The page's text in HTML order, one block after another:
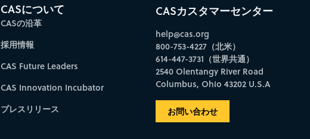
CASについて
CASの沿革
採用情報
CAS Future Leaders
CAS Innovation Incubator
プレスリリース
CASカスタマーセンター
help@cas.org
800-753-4227（北米）
614-447-3731（世界共通）
2540 Olentangy River Road
Columbus, Ohio 43202 U.S.A
お問い合わせ